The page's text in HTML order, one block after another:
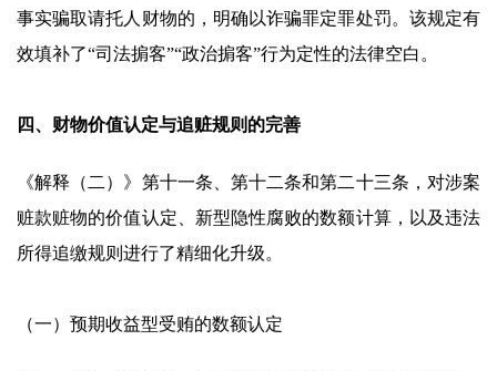
事实骗取请托人财物的，明确以诈骗罪定罪处罚。该规定有
效填补了“司法掮客”“政治掮客”行为定性的法律空白。
四、财物价值认定与追赃规则的完善
《解释（二）》第十一条、第十二条和第二十三条，对涉案
赃款赃物的价值认定、新型隐性腐败的数额计算，以及违法
所得追缴规则进行了精细化升级。
（一）预期收益型受贿的数额认定